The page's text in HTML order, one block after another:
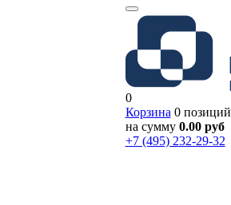
0
Корзина 0 позиций
на сумму 0.00 руб
+7 (495) 232-29-32